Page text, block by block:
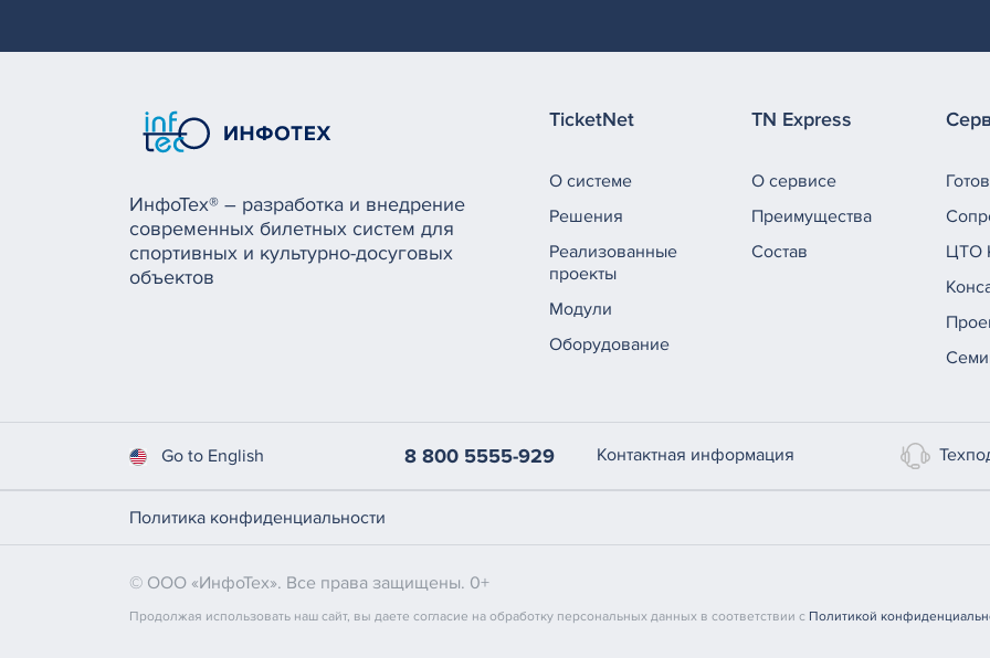
ИнфоТех® – разработка и внедрение
современных билетных систем для
спортивных и культурно-досуговых
объектов
TicketNet
О системе
Решения
Реализованные
проекты
Модули
Оборудование
TN Express
О сервисе
Преимущества
Состав
ЦТО
Go to English 8 800 5555-929 Контактная информация
Политика конфиденциальности
© ООО «ИнфоТех». Все права защищены. 0+
Продолжая использовать наш сайт, вы даете согласие на обработку персональных данных в соответствии с Политикой